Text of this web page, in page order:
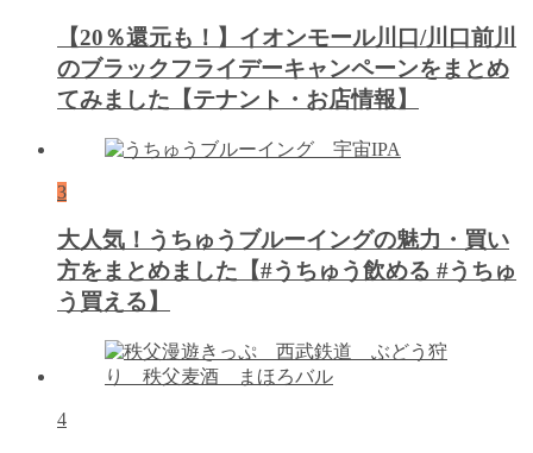
【20％還元も！】イオンモール川口/川口前川
のブラックフライデーキャンペーンをまとめ
てみました【テナント・お店情報】
3
大人気！うちゅうブルーイングの魅力・買い
方をまとめました【#うちゅう飲める #うちゅ
う買える】
4